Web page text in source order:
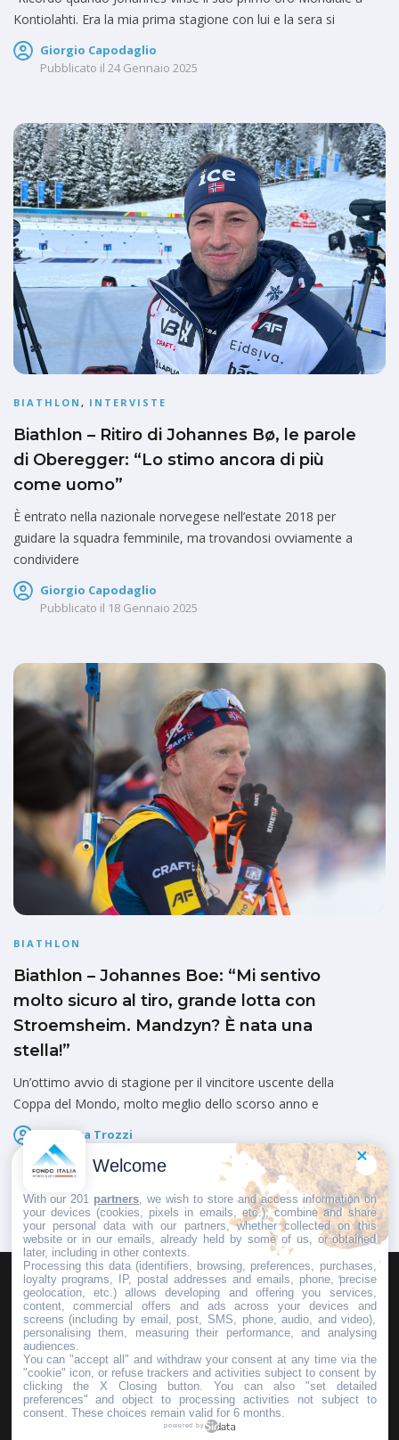
Kontiolahti. Era la mia prima stagione con lui e la sera si
Giorgio Capodaglio
Pubblicato il 24 Gennaio 2025
BIATHLON , INTERVISTE
Biathlon – Ritiro di Johannes Bø, le parole
di Oberegger: “Lo stimo ancora di più
come uomo”
È entrato nella nazionale norvegese nell’estate 2018 per
guidare la squadra femminile, ma trovandosi ovviamente a
condividere
Giorgio Capodaglio
Pubblicato il 18 Gennaio 2025
BIATHLON
Biathlon – Johannes Boe: “Mi sentivo
molto sicuro al tiro, grande lotta con
Stroemsheim. Mandzyn? È nata una
stella!”
Un’ottimo avvio di stagione per il vincitore uscente della
Coppa del Mondo, molto meglio dello scorso anno e
Federica Trozzi
Pubblicato il
HOMEPAGEREDAZIONEINVIA UN COMUNICATO STAMPA
PUBBLICITÀSCRIVI AL DIRETTORE
Copyright © 2016 - 2025 ASD Fondo Italia - Partita Iva: IT 03855110049
Welcome
With our 201 partners , we wish to store and access information on
your devices (cookies, pixels in emails, etc.), combine and share
your personal data with our partners, whether collected on this
website or in our emails, already held by some of us, or obtained
later, including in other contexts.
Processing this data (identifiers, browsing, preferences, purchases,
loyalty programs, IP, postal addresses and emails, phone, precise
geolocation, etc.) allows developing and offering you services,
content, commercial offers and ads across your devices and
screens (including by email, post, SMS, phone, audio, and video),
personalising them, measuring their performance, and analysing
audiences.
You can "accept all" and withdraw your consent at any time via the
"cookie" icon, or refuse trackers and activities subject to consent by
clicking the X Closing button. You can also "set detailed
preferences" and object to processing activities not subject to
consent. These choices remain valid for 6 months.
powered by